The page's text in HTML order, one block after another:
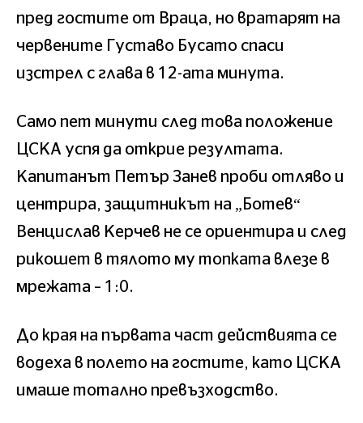
пред гостите от Враца, но вратарят на
червените Густаво Бусато спаси
изстрел с глава в 12-ата минута.
Само пет минути след това положение
ЦСКА успя да открие резултата.
Капитанът Петър Занев проби отляво и
центрира, защитникът на „Ботев“
Венцислав Керчев не се ориентира и след
рикошет в тялото му топката влезе в
мрежата – 1:0.
До края на първата част действията се
водеха в полето на гостите, като ЦСКА
имаше тотално превъзходство.